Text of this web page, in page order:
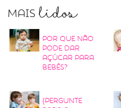
Maislidos
Por que não
pode dar
açúcar para
bebês?
{Pergunte